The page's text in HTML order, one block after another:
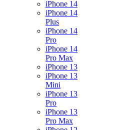
iPhone 14
iPhone 14
Plus
iPhone 14
Pro
iPhone 14
Pro Max
iPhone 13
iPhone 13
Mini
iPhone 13
Pro
iPhone 13
Pro Max